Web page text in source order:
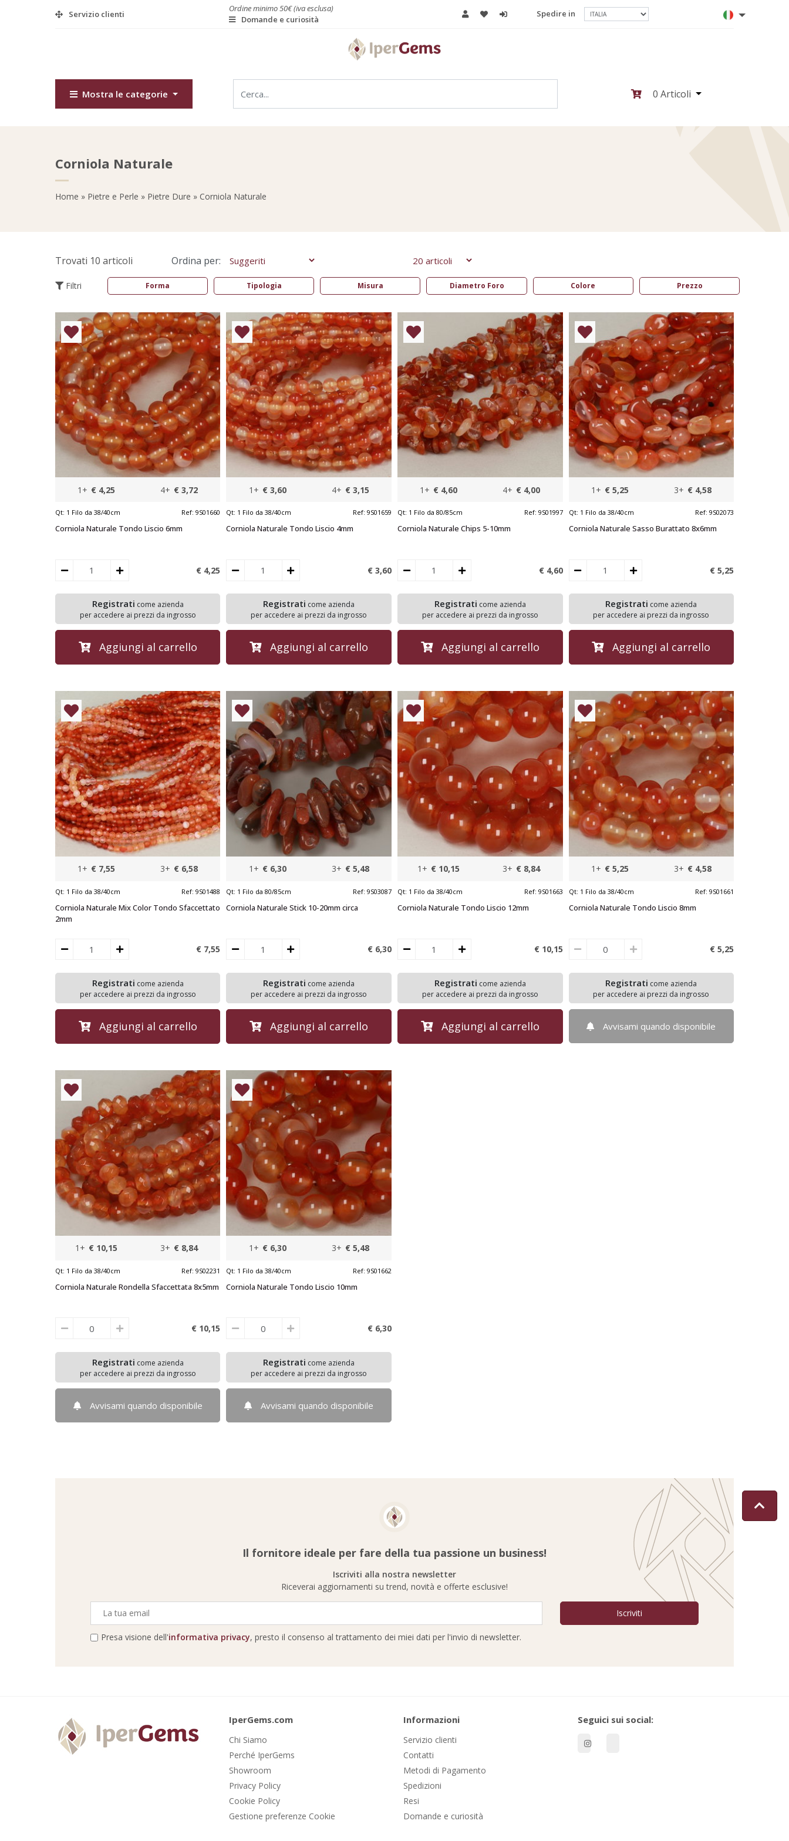
Servizio clienti
Ordine minimo 50€ (iva esclusa)
Domande e curiosità
Spedire in
Mostra le categorie 0 Articoli
Corniola Naturale
Home » Pietre e Perle » Pietre Dure » Corniola Naturale
Trovati 10 articoli Ordina per:
Filtri Forma Tipologia Misura Diametro Foro Colore Prezzo
1+ € 4,25 4+ € 3,72
Qt: 1 Filo da 38/40cm Ref: 9S01660
Corniola Naturale Tondo Liscio 6mm
€ 4,25
Registrati come azienda
per accedere ai prezzi da ingrosso
Aggiungi al carrello
1+ € 3,60 4+ € 3,15
Qt: 1 Filo da 38/40cm Ref: 9S01659
Corniola Naturale Tondo Liscio 4mm
€ 3,60
Registrati come azienda
per accedere ai prezzi da ingrosso
Aggiungi al carrello
1+ € 4,60 4+ € 4,00
Qt: 1 Filo da 80/85cm Ref: 9S01997
Corniola Naturale Chips 5-10mm
€ 4,60
Registrati come azienda
per accedere ai prezzi da ingrosso
Aggiungi al carrello
1+ € 5,25 3+ € 4,58
Qt: 1 Filo da 38/40cm Ref: 9S02073
Corniola Naturale Sasso Burattato 8x6mm
€ 5,25
Registrati come azienda
per accedere ai prezzi da ingrosso
Aggiungi al carrello
1+ € 7,55 3+ € 6,58
Qt: 1 Filo da 38/40cm Ref: 9S01488
Corniola Naturale Mix Color Tondo Sfaccettato
2mm
€ 7,55
Registrati come azienda
per accedere ai prezzi da ingrosso
Aggiungi al carrello
1+ € 6,30 3+ € 5,48
Qt: 1 Filo da 80/85cm Ref: 9S03087
Corniola Naturale Stick 10-20mm circa
€ 6,30
Registrati come azienda
per accedere ai prezzi da ingrosso
Aggiungi al carrello
1+ € 10,15 3+ € 8,84
Qt: 1 Filo da 38/40cm Ref: 9S01663
Corniola Naturale Tondo Liscio 12mm
€ 10,15
Registrati come azienda
per accedere ai prezzi da ingrosso
Aggiungi al carrello
1+ € 5,25 3+ € 4,58
Qt: 1 Filo da 38/40cm Ref: 9S01661
Corniola Naturale Tondo Liscio 8mm
€ 5,25
Registrati come azienda
per accedere ai prezzi da ingrosso
Avvisami quando disponibile
1+ € 10,15 3+ € 8,84
Qt: 1 Filo da 38/40cm Ref: 9S02231
Corniola Naturale Rondella Sfaccettata 8x5mm
€ 10,15
Registrati come azienda
per accedere ai prezzi da ingrosso
Avvisami quando disponibile
1+ € 6,30 3+ € 5,48
Qt: 1 Filo da 38/40cm Ref: 9S01662
Corniola Naturale Tondo Liscio 10mm
€ 6,30
Registrati come azienda
per accedere ai prezzi da ingrosso
Avvisami quando disponibile
Il fornitore ideale per fare della tua passione un business!
Iscriviti alla nostra newsletter
Riceverai aggiornamenti su trend, novità e offerte esclusive!
Presa visione dell'informativa privacy, presto il consenso al trattamento dei miei dati per l'invio di newsletter.
IperGems.com
Chi Siamo
Perché IperGems
Showroom
Privacy Policy
Cookie Policy
Gestione preferenze Cookie
Informazioni
Servizio clienti
Contatti
Metodi di Pagamento
Spedizioni
Resi
Domande e curiosità
Seguici sui social: